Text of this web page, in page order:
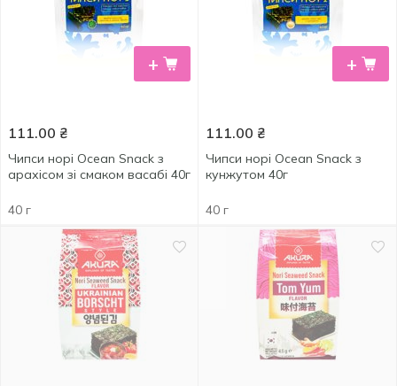
+
111.00 ₴
Чипси норі Ocean Snack з
арахісом зі смаком васабі 40г
40 г
+
111.00 ₴
Чипси норі Ocean Snack з
кунжутом 40г
40 г